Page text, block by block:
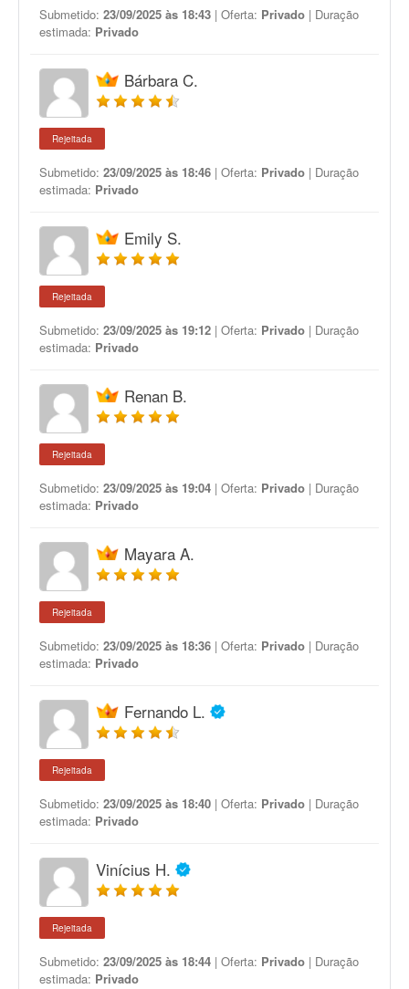
Submetido: 23/09/2025 às 18:43 | Oferta: Privado | Duração
estimada: Privado
Bárbara C.
Rejeitada
Submetido: 23/09/2025 às 18:46 | Oferta: Privado | Duração
estimada: Privado
Emily S.
Rejeitada
Submetido: 23/09/2025 às 19:12 | Oferta: Privado | Duração
estimada: Privado
Renan B.
Rejeitada
Submetido: 23/09/2025 às 19:04 | Oferta: Privado | Duração
estimada: Privado
Mayara A.
Rejeitada
Submetido: 23/09/2025 às 18:36 | Oferta: Privado | Duração
estimada: Privado
Fernando L.
Rejeitada
Submetido: 23/09/2025 às 18:40 | Oferta: Privado | Duração
estimada: Privado
Vinícius H.
Rejeitada
Submetido: 23/09/2025 às 18:44 | Oferta: Privado | Duração
estimada: Privado